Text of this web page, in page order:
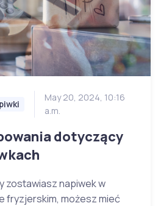
May 20, 2024, 10:16
a.m.
dotyczący
zostawiasz napiwek w
fryzjerskim, możesz mieć